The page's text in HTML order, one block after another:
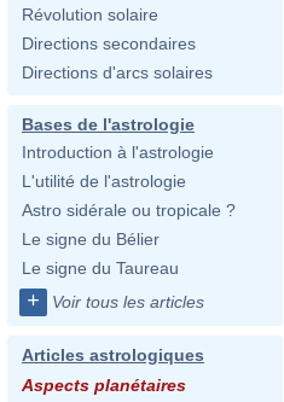
Révolution solaire
Directions secondaires
Directions d'arcs solaires
Bases de l'astrologie
Introduction à l'astrologie
L'utilité de l'astrologie
Astro sidérale ou tropicale ?
Le signe du Bélier
Le signe du Taureau
+ Voir tous les articles
Articles astrologiques
Aspects planétaires